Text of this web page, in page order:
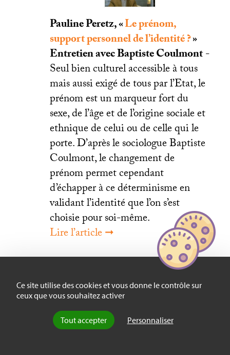
Ce site utilise des cookies et vous donne le contrôle sur
ceux que vous souhaitez activer
Tout accepter Personnaliser
Pauline Peretz, «Le prénom,
support personnel de l’identité?»
Entretien avec Baptiste Coulmont-
Seul bien culturel accessible à tous
mais aussi exigé de tous par l’Etat, le
prénom est un marqueur fort du
sexe, de l’âge et de l’origine sociale et
ethnique de celui ou de celle qui le
porte. D’après le sociologue Baptiste
Coulmont, le changement de
prénom permet cependant
d’échapper à ce déterminisme en
validant l’identité que l’on s’est
choisie pour soi-même.
Lire l’article ➞